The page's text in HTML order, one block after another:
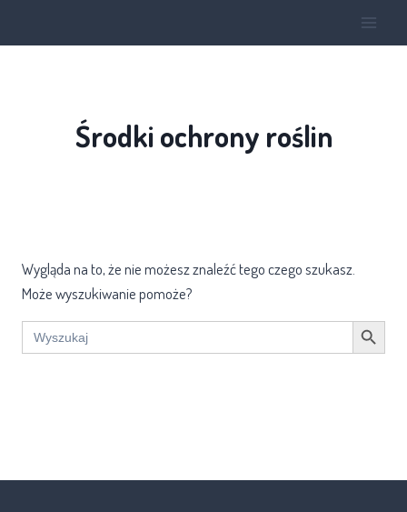
Środki ochrony roślin
Wygląda na to, że nie możesz znaleźć tego czego szukasz.
Może wyszukiwanie pomoże?
Search
for:
Search Button